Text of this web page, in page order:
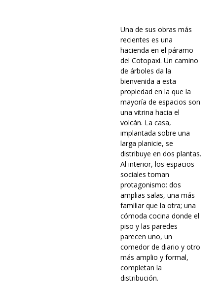
Una de sus obras más
recientes es una
hacienda en el páramo
del Cotopaxi. Un camino
de árboles da la
bienvenida a esta
propiedad en la que la
mayoría de espacios son
una vitrina hacia el
volcán. La casa,
implantada sobre una
larga planicie, se
distribuye en dos plantas.
Al interior, los espacios
sociales toman
protagonismo: dos
amplias salas, una más
familiar que la otra; una
cómoda cocina donde el
piso y las paredes
parecen uno, un
comedor de diario y otro
más amplio y formal,
completan la
distribución.